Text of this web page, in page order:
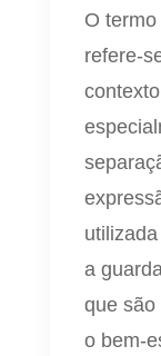
O termo
refere-
a
que são
o bem-